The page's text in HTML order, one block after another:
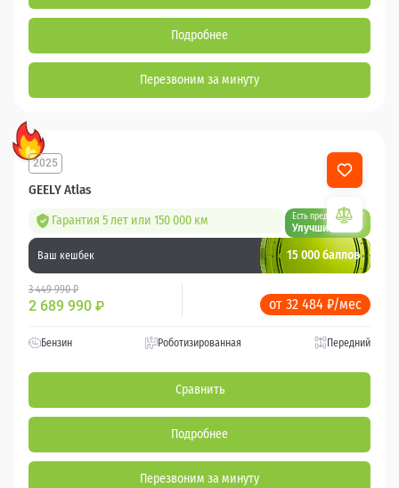
Подробнее
Перезвоним за минуту
GEELY Atlas
2025
Гарантия 5 лет или 150 000 км Есть предложение?
Улучшим!
Ваш кешбек 15 000 баллов
3 449 990 ₽
2 689 990 ₽ от 32 484 ₽/мес
Бензин Роботизированная Передний
Сравнить
Подробнее
Перезвоним за минуту